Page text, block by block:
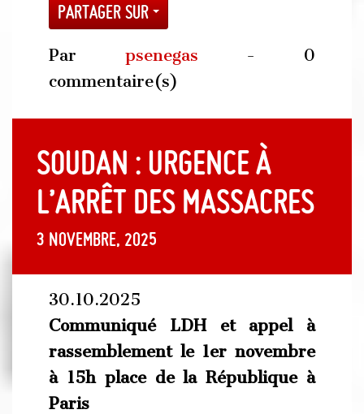
Partager sur
Par psenegas - 0
commentaire(s)
Soudan : urgence à
l’arrêt des massacres
3 novembre, 2025
30.10.2025
Communiqué LDH et appel à
rassemblement le 1er novembre
à 15h place de la République à
Paris